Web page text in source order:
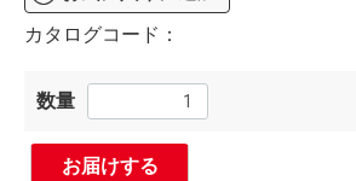
カタログコード：
数量
お届けする